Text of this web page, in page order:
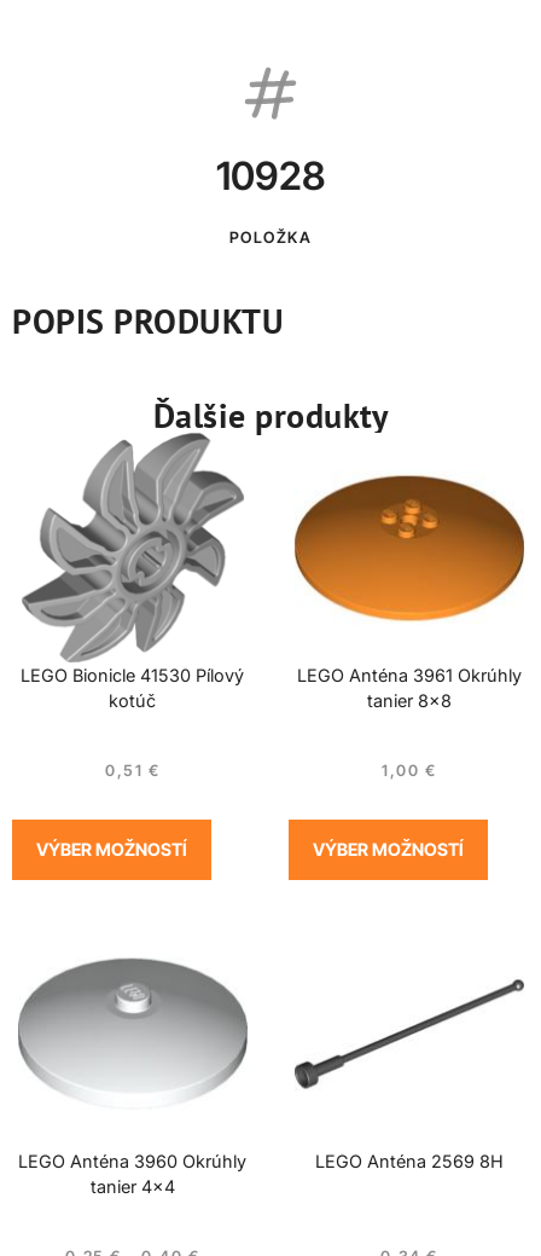
10928
POLOŽKA
POPIS PRODUKTU
Ďalšie produkty
LEGO Bionicle 41530 Pílový
kotúč
0,51 €
VÝBER MOŽNOSTÍ
LEGO Anténa 3961 Okrúhly
tanier 8×8
1,00 €
VÝBER MOŽNOSTÍ
LEGO Anténa 3960 Okrúhly
tanier 4×4
LEGO Anténa 2569 8H